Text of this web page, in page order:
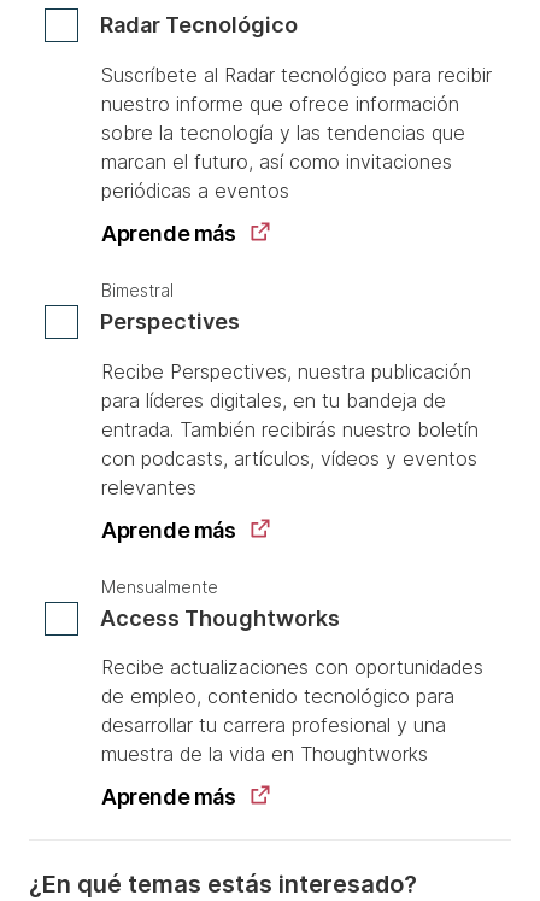
Radar Tecnológico
Suscríbete al Radar tecnológico para recibir
nuestro informe que ofrece información
sobre la tecnología y las tendencias que
marcan el futuro, así como invitaciones
periódicas a eventos
Aprende más
Bimestral
Perspectives
Recibe Perspectives, nuestra publicación
para líderes digitales, en tu bandeja de
entrada. También recibirás nuestro boletín
con podcasts, artículos, vídeos y eventos
relevantes
Aprende más
Mensualmente
Access Thoughtworks
Recibe actualizaciones con oportunidades
de empleo, contenido tecnológico para
desarrollar tu carrera profesional y una
muestra de la vida en Thoughtworks
Aprende más
¿En qué temas estás interesado?